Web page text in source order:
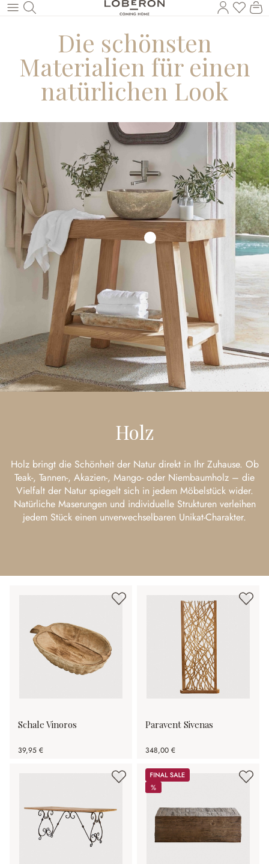
Zum Hauptinhalt springen
Du
Die schönsten
Materialien für einen
natürlichen Look
Holz
Holz bringt die Schönheit der Natur direkt in Ihr Zuhause. Ob
Teak-, Tannen-, Akazien-, Mango- oder Niembaumholz – die
Vielfalt der Natur spiegelt sich in jedem Möbelstück wider.
Natürliche Maserungen und individuelle Strukturen verleihen
jedem Stück einen unverwechselbaren Unikat-Charakter.
Schale Vinoros
39,95 €
Paravent Sivenas
348,00 €
Sale
%
%